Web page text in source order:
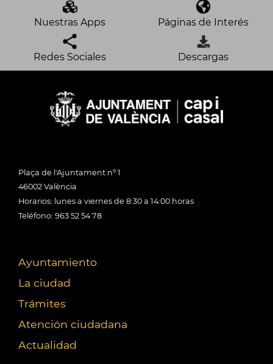
Nuestras Apps Páginas de Interés
Redes Sociales Descargas
Plaça de l'Ajuntament nº 1
46002 València
Horarios: lunes a viernes de 8:30 a 14:00 horas
Teléfono: 963 52 54 78
Ayuntamiento
La ciudad
Trámites
Atención ciudadana
Actualidad